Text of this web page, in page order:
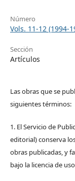
Número
Vols. 11-12 (1994-
Sección
Artículos
Las obras que se
siguientes términos:
1. El Servicio de
editorial) conserva
obras publicadas, y
bajo la licencia de